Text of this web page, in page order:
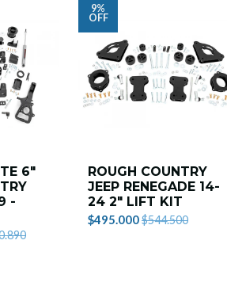
6"
-
9%
OFF
ROUGH COUNTRY
JEEP RENEGADE 14-
24 2" LIFT KIT
$495.000$544.500